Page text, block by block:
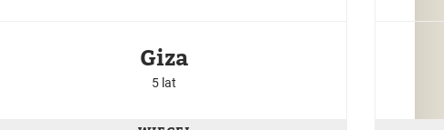
Giza
5 lat